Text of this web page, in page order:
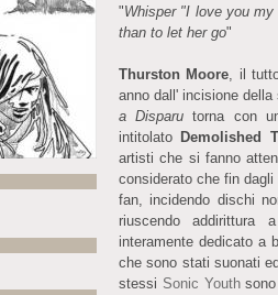
"Whisper "I love you
than to let her go"
Thurston Moore, il
anno dall' incisione
a Disparu torna con
intitolato Demolished
artisti che si fanno
considerato che fin
fan, incidendo dischi
riuscendo
interamente dedicato a
che sono stati suonati
stessi Sonic Youthsono